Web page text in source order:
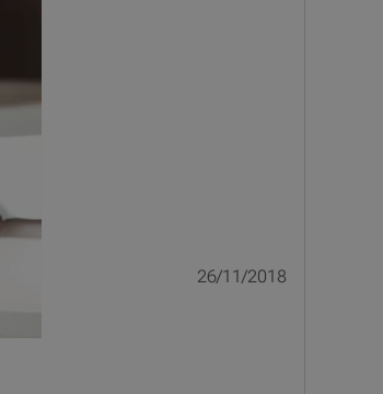
26/11/2018